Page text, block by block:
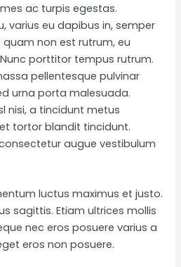
ac turpis egestas.
varius eu dapibus in, semper
quam non est rutrum, eu
porttitor tempus rutrum.
pellentesque pulvinar
urna porta malesuada.
nisi, a tincidunt metus
tortor blandit tincidunt.
augue vestibulum
luctus maximus et justo.
sagittis. Etiam ultrices mollis
nec eros posuere varius a
eros non posuere.